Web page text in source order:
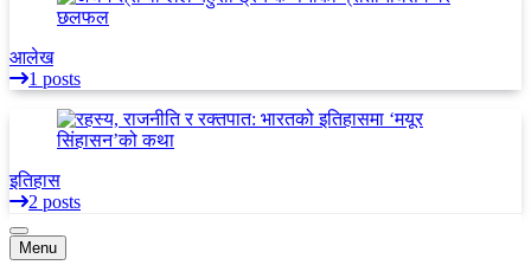
आलेख
1 posts
इतिहास
2 posts
Menu